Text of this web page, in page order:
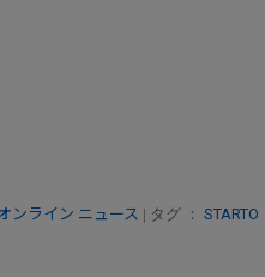
ンライン ニュース | タグ ： STARTO